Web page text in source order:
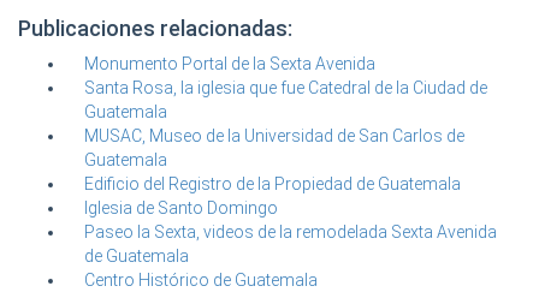
Publicaciones relacionadas:
Monumento Portal de la Sexta Avenida
Santa Rosa, la iglesia que fue Catedral de la Ciudad de
Guatemala
MUSAC, Museo de la Universidad de San Carlos de
Guatemala
Edificio del Registro de la Propiedad de Guatemala
Iglesia de Santo Domingo
Paseo la Sexta, videos de la remodelada Sexta Avenida
de Guatemala
Centro Histórico de Guatemala